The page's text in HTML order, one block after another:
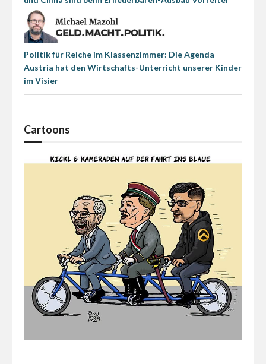
Politik für Reiche im Klassenzimmer: Die Agenda
Austria hat den Wirtschafts-Unterricht unserer Kinder
im Visier
Cartoons